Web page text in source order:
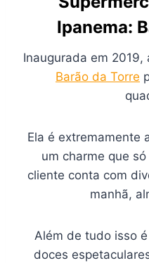
Ipanema:
Inaugurada em 2019,
Barão da Torre
Ela é extremamente
um charme que
cliente conta com
manhã,
Além de tudo isso
doces